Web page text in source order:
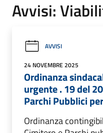
Avvisi:
AVVISI
24 NOVEMBRE 2025
Ordinanza
urgente . 19 del
Parchi Pubblici
Ordinanza